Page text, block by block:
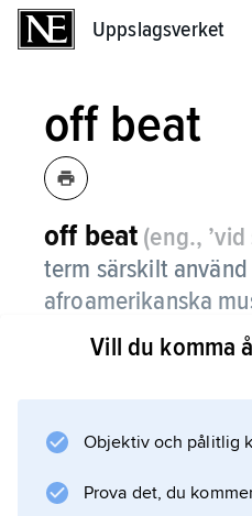
Uppslagsverket
off beat
off beat (eng.,
term särskilt
afroamerikanska
(t.ex. blues, jazz
avser att en
efter pulsslagen.
Därmed skapas en
som är en av
Vill du komma
Objektiv och pålitlig
Prova det, du